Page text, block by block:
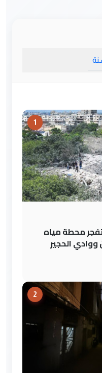
1
محطة مياه
الحجير
2